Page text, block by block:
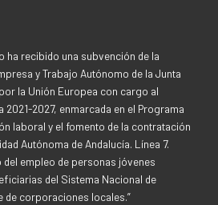
ha recibido una subvención de la
y Trabajo Autónomo de la Junta
la Unión Europea con cargo al
2021-2027, enmarcada en el Programa
laboral y el fomento de la contratación
Autónoma de Andalucía. Línea 7.
empleo de personas jóvenes
del Sistema Nacional de
de corporaciones locales.”